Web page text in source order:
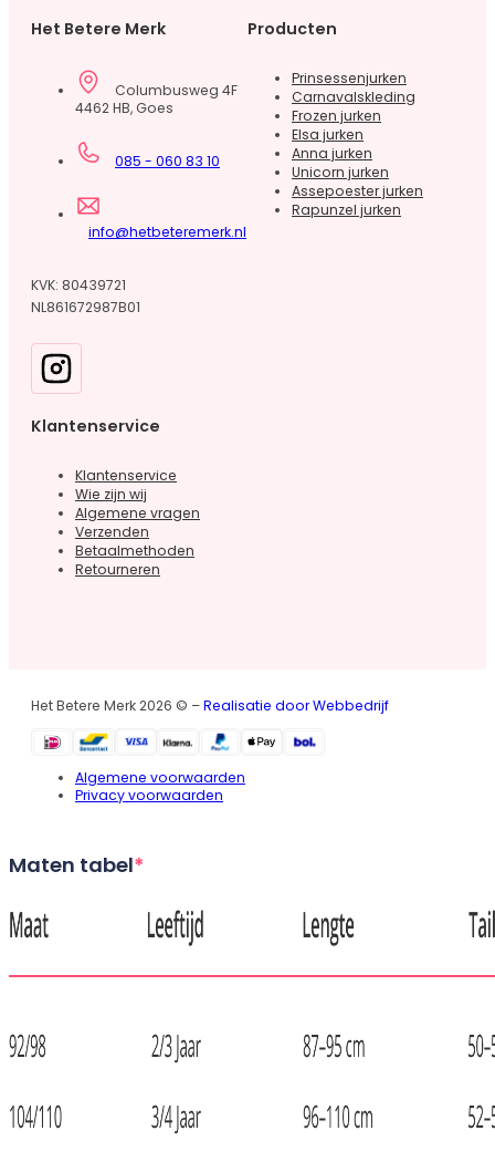
Het Betere Merk
Columbusweg 4F
4462 HB, Goes
085 - 060 83 10
info@hetbeteremerk.nl
KVK: 80439721
NL861672987B01
Producten
Prinsessenjurken
Carnavalskleding
Frozen jurken
Elsa jurken
Anna jurken
Unicorn jurken
Assepoester jurken
Rapunzel jurken
Klantenservice
Klantenservice
Wie zijn wij
Algemene vragen
Verzenden
Betaalmethoden
Retourneren
Het Betere Merk 2026 © –Realisatie door Webbedrijf
Algemene voorwaarden
Privacy voorwaarden
Maten tabel*